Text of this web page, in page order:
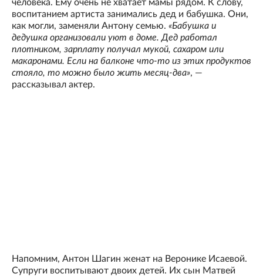
человека. Ему очень не хватает мамы рядом. К слову,
воспитанием артиста занимались дед и бабушка. Они,
как могли, заменяли Антону семью. «Бабушка и
дедушка организовали уют в доме. Дед работал
плотником, зарплату получал мукой, сахаром или
макаронами. Если на балконе что-то из этих продуктов
стояло, то можно было жить месяц-два», —
рассказывал актер.
Напомним, Антон Шагин женат на Веронике Исаевой.
Супруги воспитывают двоих детей. Их сын Матвей